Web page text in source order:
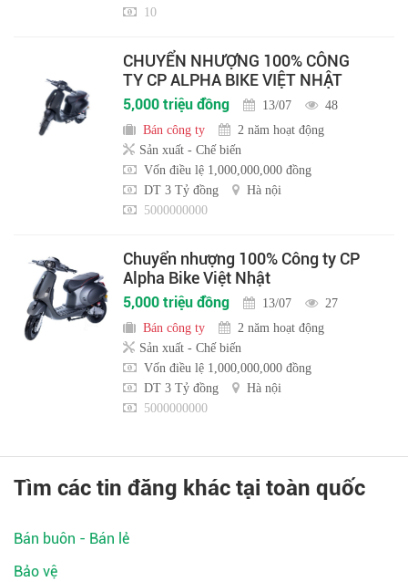
10
CHUYỂN NHƯỢNG 100% CÔNG
TY CP ALPHA BIKE VIỆT NHẬT
5,000 triệu đồng 13/07
48
Bán công ty
2 năm hoạt động
Sản xuất - Chế biến
Vốn điều lệ 1,000,000,000 đồng
DT 3 Tỷ đồng
Hà nội
5000000000
Chuyển nhượng 100% Công ty CP
Alpha Bike Việt Nhật
5,000 triệu đồng 13/07
27
Bán công ty
2 năm hoạt động
Sản xuất - Chế biến
Vốn điều lệ 1,000,000,000 đồng
DT 3 Tỷ đồng
Hà nội
5000000000
Tìm các tin đăng khác tại toàn quốc
Bán buôn - Bán lẻ
Bảo vệ